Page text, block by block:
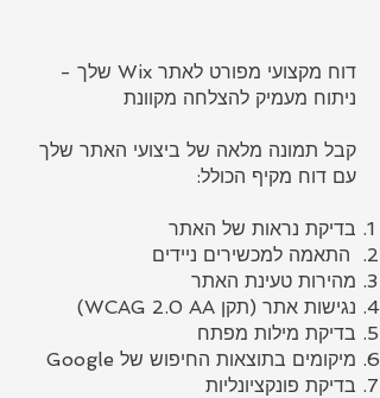
דוח מקצועי מפורט לאתר Wix שלך -
ניתוח מעמיק להצלחה מקוונת
קבל תמונה מלאה של ביצועי האתר שלך
עם דוח מקיף הכולל:
בדיקת נראות של האתר
התאמה למכשירים ניידים
מהירות טעינת האתר
נגישות אתר (תקן WCAG 2.0 AA)
בדיקת מילות מפתח
מיקומים בתוצאות החיפוש של Google
בדיקת פונקציונליות